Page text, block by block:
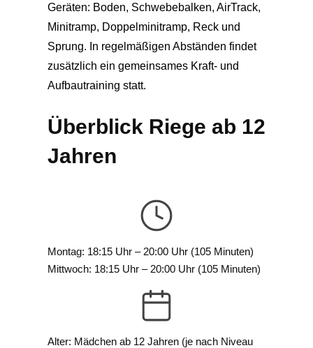
Geräten: Boden, Schwebebalken, AirTrack,
Minitramp, Doppelminitramp, Reck und
Sprung. In regelmäßigen Abständen findet
zusätzlich ein gemeinsames Kraft- und
Aufbautraining statt.
Überblick Riege ab 12
Jahren
Montag: 18:15 Uhr – 20:00 Uhr (105 Minuten)
Mittwoch: 18:15 Uhr – 20:00 Uhr (105 Minuten)
Alter: Mädchen ab 12 Jahren (je nach Niveau